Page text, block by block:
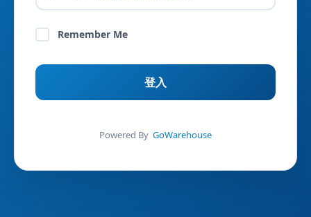
Remember Me
Powered By GoWarehouse